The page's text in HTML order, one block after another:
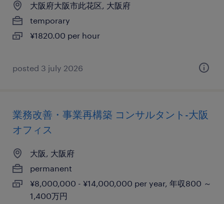
大阪府大阪市此花区, 大阪府
temporary
¥1820.00 per hour
posted 3 july 2026
業務改善・事業再構築 コンサルタント-大阪
オフィス
大阪, 大阪府
permanent
¥8,000,000 - ¥14,000,000 per year, 年収800 ～
1,400万円